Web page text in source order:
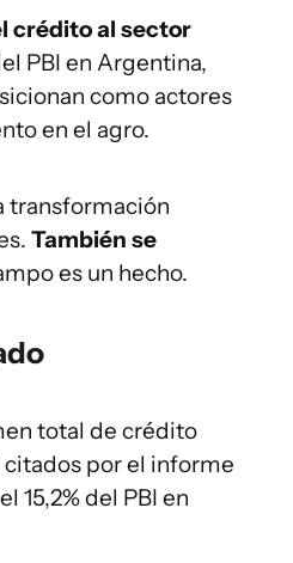
crédito al sector
PBI en Argentina,
como actores
en el agro.
transformación
También se
es un hecho.
total de crédito
por el informe
15,2% del PBI en